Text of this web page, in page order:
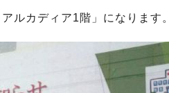
ルカディア1階」になります。